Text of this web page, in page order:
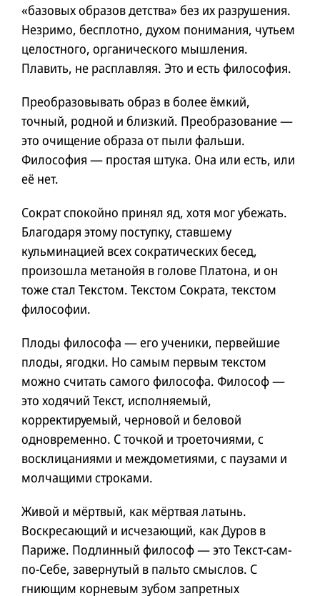
«базовых образов детства» без их разрушения.
Незримо, бесплотно, духом понимания, чутьем
целостного, органического мышления.
Плавить, не расплавляя. Это и есть философия.
Преобразовывать образ в более ёмкий,
точный, родной и близкий. Преобразование —
это очищение образа от пыли фальши.
Философия — простая штука. Она или есть, или
её нет.
Сократ спокойно принял яд, хотя мог убежать.
Благодаря этому поступку, ставшему
кульминацией всех сократических бесед,
произошла метанойя в голове Платона, и он
тоже стал Текстом. Текстом Сократа, текстом
философии.
Плоды философа — его ученики, первейшие
плоды, ягодки. Но самым первым текстом
можно считать самого философа. Философ —
это ходячий Текст, исполняемый,
корректируемый, черновой и беловой
одновременно. С точкой и троеточиями, с
восклицаниями и междометиями, с паузами и
молчащими строками.
Живой и мёртвый, как мёртвая латынь.
Воскресающий и исчезающий, как Дуров в
Париже. Подлинный философ — это Текст-сам-
по-Себе, завернутый в пальто смыслов. С
гниющим корневым зубом запретных